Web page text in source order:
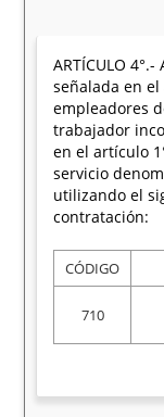
ARTÍCULO
señalada en el
empleadores
trabajador
en el artículo
servicio
utilizando el
contratación:
CÓDIGO
710